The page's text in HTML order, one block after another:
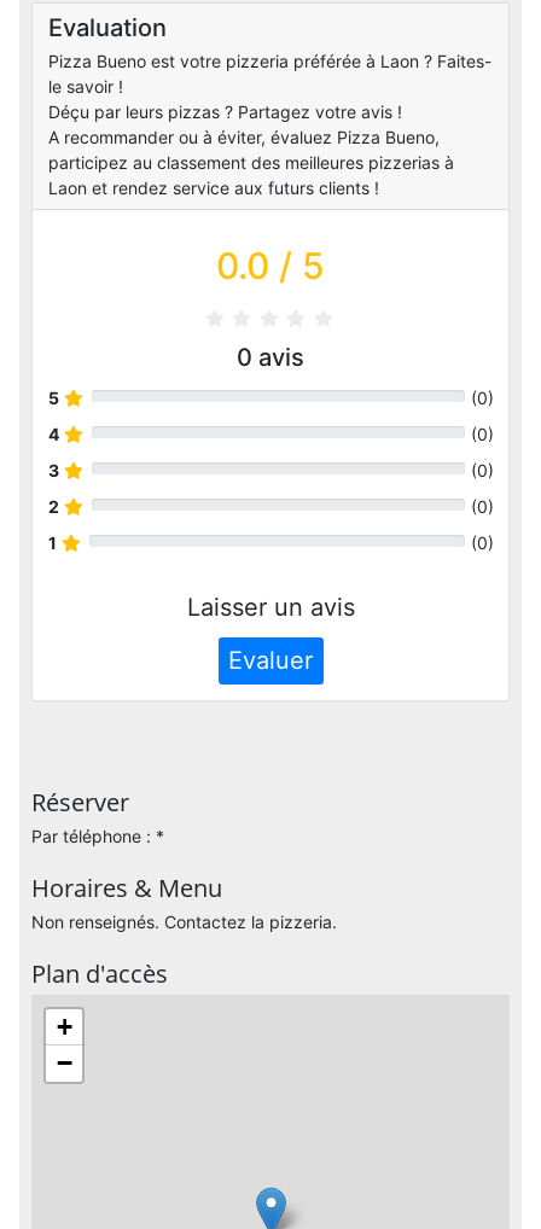
Evaluation
Pizza Bueno est votre pizzeria préférée à Laon ? Faites-
le savoir !
Déçu par leurs pizzas ? Partagez votre avis !
A recommander ou à éviter, évaluez Pizza Bueno,
participez au classement des meilleures pizzerias à
Laon et rendez service aux futurs clients !
0.0 / 5
0 avis
5 (0)
4
(0)
3
(0)
2
(0)
1
(0)
Laisser un avis
Evaluer
Réserver
Par téléphone : *
Horaires & Menu
Non renseignés. Contactez la pizzeria.
Plan d'accès
+
−